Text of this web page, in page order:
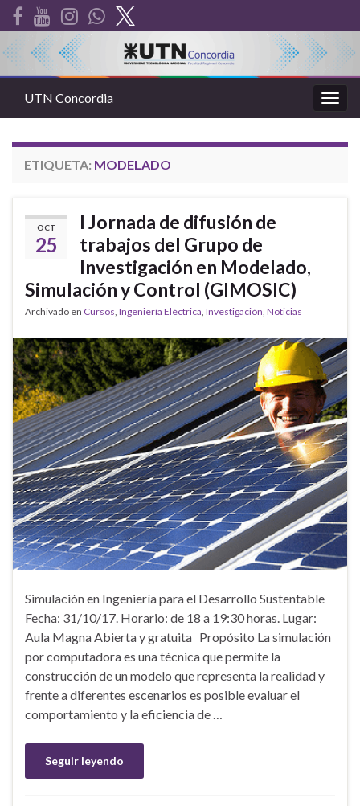
la
UTN Concordia
ETIQUETA: MODELADO
OCT
25
I Jornada de difusión de
trabajos del Grupo de
Investigación en Modelado,
Simulación y Control (GIMOSIC)
Archivado en Cursos Ingeniería Eléctrica Investigación Noticias
Simulación en Ingeniería para el Desarrollo Sustentable
Fecha: 31/10/17. Horario: de 18 a 19:30 horas. Lugar:
Aula Magna Abierta y gratuita Propósito La simulación
por computadora es una técnica que permite la
construcción de un modelo que representa la realidad y
frente a diferentes escenarios es posible evaluar el
comportamiento y la eficiencia de …
Seguir leyendo